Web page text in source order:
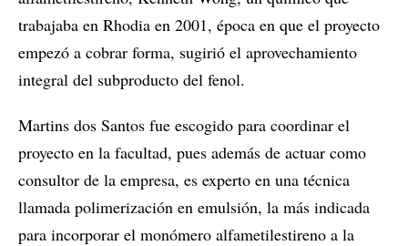
trabajaba en Rhodia en 2001, época en que el proyecto
empezó a cobrar forma, sugirió el aprovechamiento
integral del subproducto del fenol.
Martins dos Santos fue escogido para coordinar el
proyecto en la facultad, pues además de actuar como
consultor de la empresa, es experto en una técnica
llamada polimerización en emulsión, la más indicada
para incorporar el monómero alfametilestireno a la